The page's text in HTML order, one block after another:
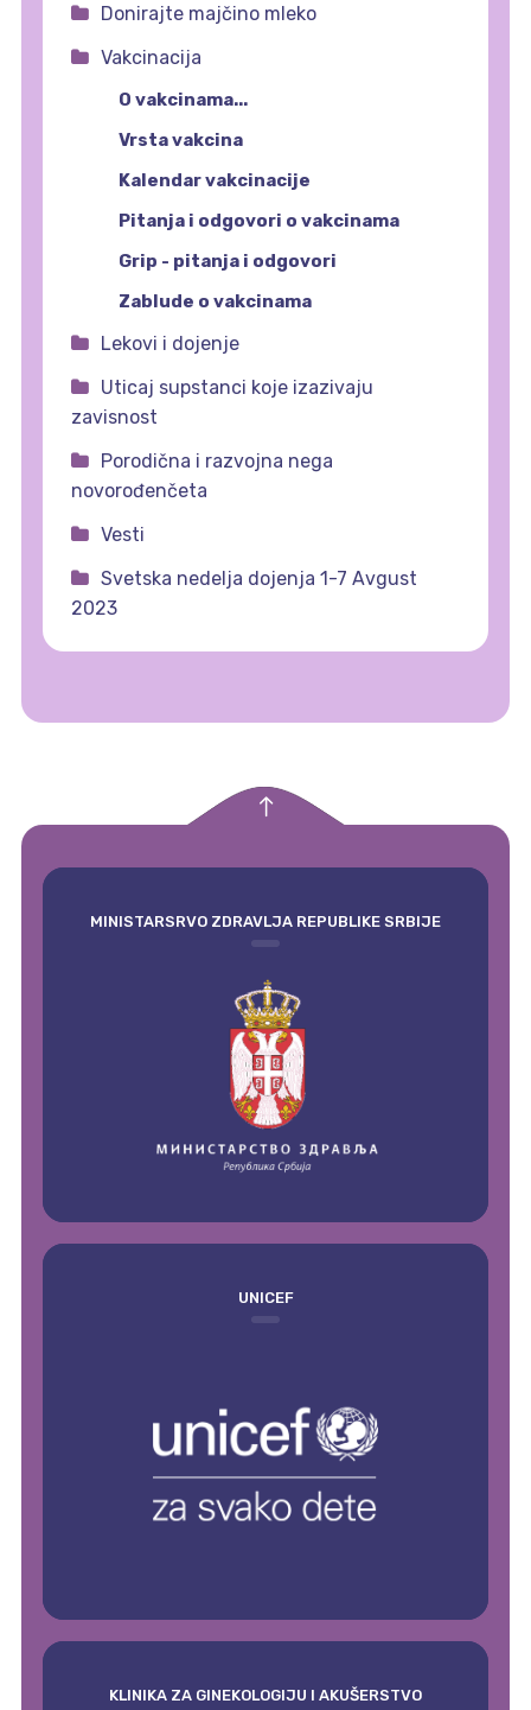
Donirajte majčino mleko
Vakcinacija
O vakcinama...
Vrsta vakcina
Kalendar vakcinacije
Pitanja i odgovori o vakcinama
Grip - pitanja i odgovori
Zablude o vakcinama
Lekovi i dojenje
Uticaj supstanci koje izazivaju
zavisnost
Porodična i razvojna nega
novorođenčeta
Vesti
Svetska nedelja dojenja 1-7 Avgust
2023
MINISTARSRVO ZDRAVLJA REPUBLIKE SRBIJE
UNICEF
KLINIKA ZA GINEKOLOGIJU I AKUŠERSTVO